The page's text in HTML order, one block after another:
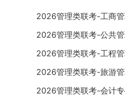
2026管理类联考-工商
2026管理类联考-公共
2026管理类联考-工程
2026管理类联考-旅游
2026管理类联考-会计